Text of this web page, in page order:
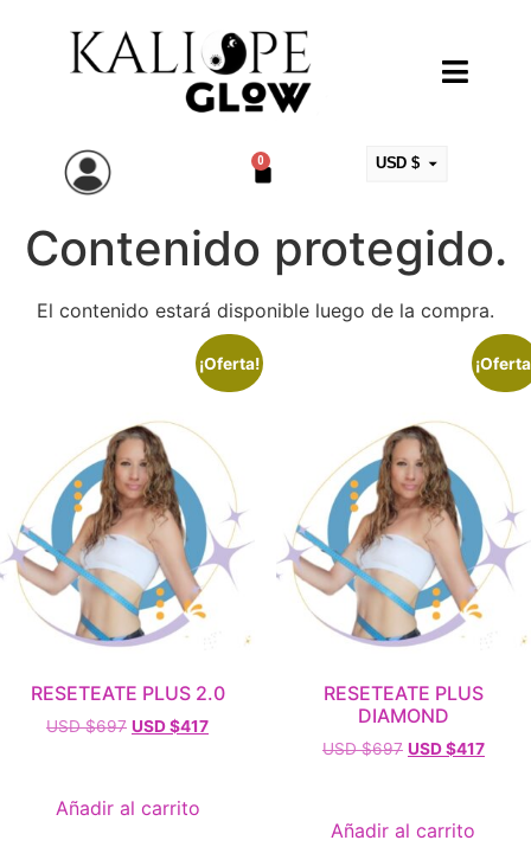
0 USD $
MXN $
COP $
Contenido protegido.
El contenido estará disponible luego de la compra.
¡Oferta!
RESETEATE PLUS 2.0
USD $697 USD $417
Añadir al carrito
RESETEATE PLUS
DIAMOND
USD $697 USD $417
Añadir al carrito